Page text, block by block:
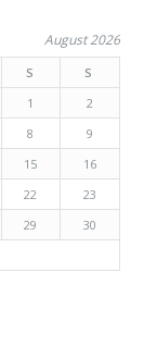
August 2026
S
S
1
2
8
9
15
16
22
23
29
30